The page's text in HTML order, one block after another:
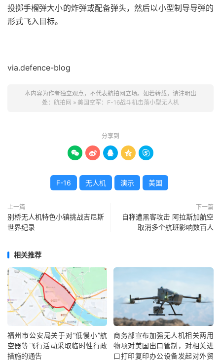
投掷手榴弹大小的炸弹或配备弹头，然后以小型制导导弹的
形式飞入目标。
via.defence-blog
本内容为作者独立观点，不代表航拍网立场。如若转载，请注明出
处： 航拍网 » 美国空军：F-16战斗机击落小型无人机
分享到
    
F-16 无人机 演示 美国
上一篇
别桥无人机特色小镇挑战吉尼斯
世界纪录
下一篇
自称遭黑客攻击 阿拉斯加航空
取消多个航班影响数百人
相关推荐
福州市公安局关于对“低慢小”航
空器等飞行活动采取临时性行政
措施的通告
商务部宣布加强无人机相关两用
物项对美国出口管制，对相关进
口打印复印办公设备发起对外贸